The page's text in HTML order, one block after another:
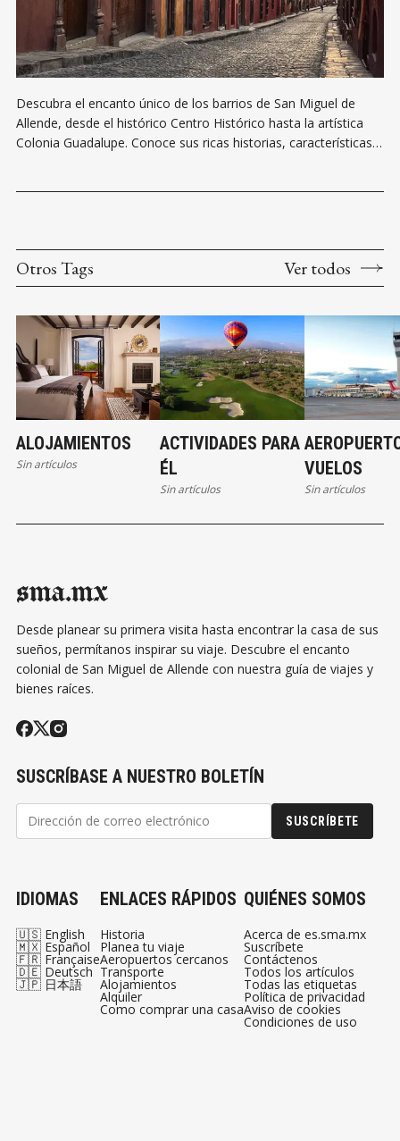
Descubra el encanto único de los barrios de San Miguel de
Allende, desde el histórico Centro Histórico hasta la artística
Colonia Guadalupe. Conoce sus ricas historias, características
Otros Tags Ver todos
ALOJAMIENTOS
Sin artículos
ACTIVIDADES PARA
ÉL
Sin artículos
VUELOS
Sin artículos
sma.mx
Desde planear su primera visita hasta encontrar la casa de sus
sueños, permítanos inspirar su viaje. Descubre el encanto
colonial de San Miguel de Allende con nuestra guía de viajes y
bienes raíces.
SUSCRÍBASE A NUESTRO BOLETÍN
SUSCRÍBETE
IDIOMAS
🇺🇸 English
🇲🇽 Español
🇫🇷 Française
🇩🇪 Deutsch
🇯🇵 日本語
ENLACES RÁPIDOS
Historia
Planea tu viaje
Aeropuertos cercanos
Transporte
Alojamientos
Alquiler
Como comprar una casa
QUIÉNES SOMOS
Acerca de es.sma.mx
Suscríbete
Contáctenos
Todos los artículos
Todas las etiquetas
Política de privacidad
Aviso de cookies
Condiciones de uso